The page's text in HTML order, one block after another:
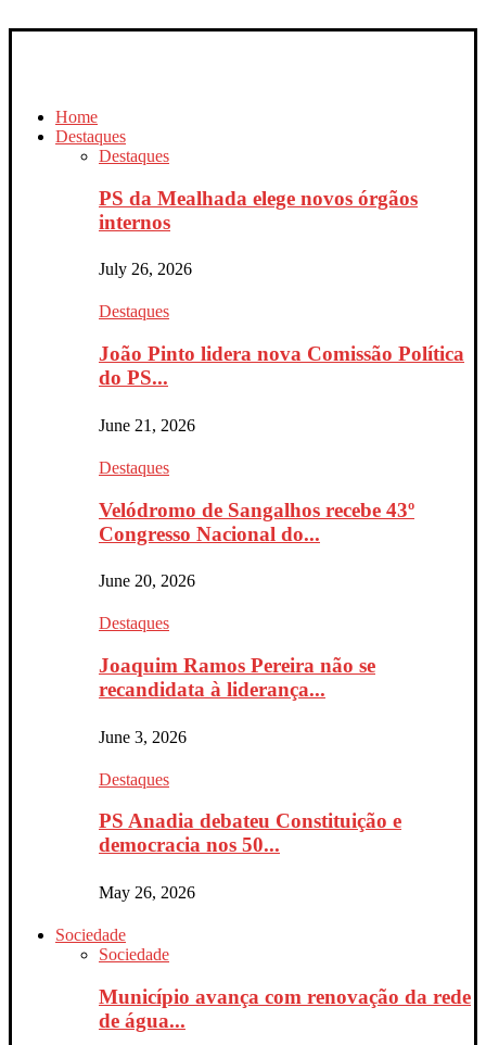
Home
Destaques
Destaques
PS da Mealhada elege novos órgãos
internos
July 26, 2026
Destaques
João Pinto lidera nova Comissão Política
do PS...
June 21, 2026
Destaques
Velódromo de Sangalhos recebe 43º
Congresso Nacional do...
June 20, 2026
Destaques
Joaquim Ramos Pereira não se
recandidata à liderança...
June 3, 2026
Destaques
PS Anadia debateu Constituição e
democracia nos 50...
May 26, 2026
Sociedade
Sociedade
Município avança com renovação da rede
de água...